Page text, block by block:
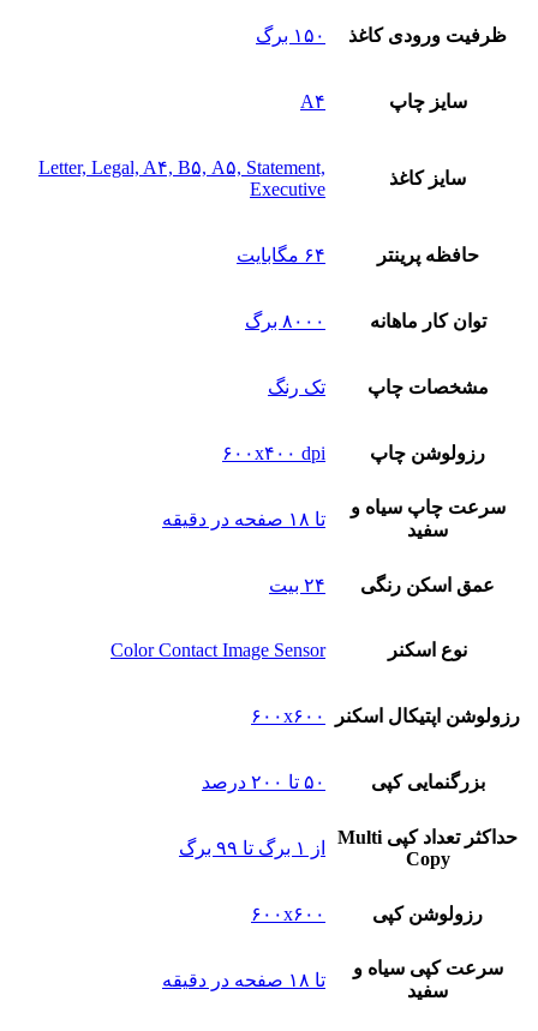
ظرفیت ورودی کاغذ ۱۵۰ برگ
سایز چاپ A۴
سایز کاغذ
Letter, Legal, A۴, B۵, A۵, Statement,
Executive
حافظه پرینتر ۶۴ مگابایت
توان کار ماهانه ۸۰۰۰ برگ
مشخصات چاپ تک رنگ
رزولوشن چاپ ۶۰۰x۴۰۰ dpi
سرعت چاپ سیاه و
سفید
تا ۱۸ صفحه در دقیقه
عمق اسکن رنگی ۲۴ بیت
نوع‌ اسکنر Color Contact Image Sensor
رزولوشن اپتیکال اسکنر ۶۰۰x۶۰۰
بزرگنمایی کپی ۵۰ تا ۲۰۰ درصد
حداکثر تعداد کپی Multi
Copy
از ۱ برگ تا ۹۹ برگ
رزولوشن کپی ۶۰۰x۶۰۰
سرعت کپی سیاه و
سفید
تا ۱۸ صفحه در دقیقه